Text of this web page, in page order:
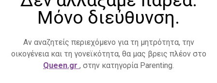
Μόνο διεύθυνση.
Αν αναζητείς περιεχόμενο για τη μητρότητα, την
οικογένεια και τη γονεϊκότητα, θα μας βρεις πλέον στο
Queen.gr , στην κατηγορία Parenting.